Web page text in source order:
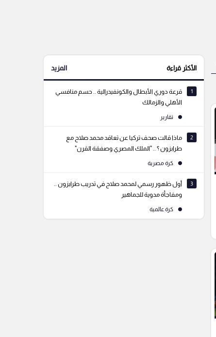
الأكثر قراءة المزيد
1
قرعة دوري الأبطال والكونفيدرالية .. حسم منافسي
الأهلي والزمالك
تقارير
2
ماذا قالت صحف تركيا عن تعاقد محمد صلاح مع
طرابزون ؟ .. "الملك المصري وصفقة القرن"
كرة مصرية
3
أول ظهور رسمي لمحمد صلاح في تدريب طرابزون ..
ومفاجأة مدوية للجماهير
كرة عالمية